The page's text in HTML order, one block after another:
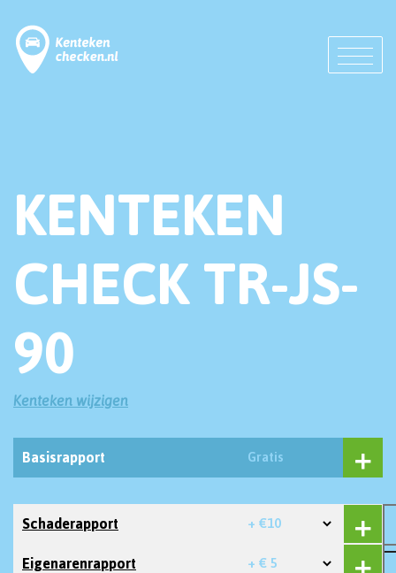
KENTEKEN
CHECK TR-JS-
90
Kenteken wijzigen
Basisrapport Gratis
Schaderapport + €10
Eigenarenrapport + € 5